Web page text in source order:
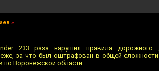
»
233 раза нарушил правила
за что был оштрафован в общей
по Воронежской области.